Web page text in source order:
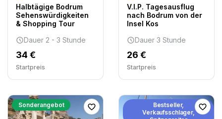
Halbtägige Bodrum
Sehenswürdigkeiten
& Shopping Tour
Dauer 2 - 3 Stunde
34 €
Startpreis
V.I.P. Tagesausflug
nach Bodrum von der
Insel Kos
Dauer 3 Stunde
26 €
Startpreis
Sonderangebot
Bestseller,
Verkaufsschlager,